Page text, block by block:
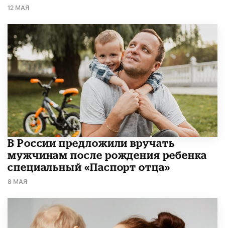
12 МАЯ
В России предложили вручать
мужчинам после рождения ребенка
специальный «Паспорт отца»
8 МАЯ